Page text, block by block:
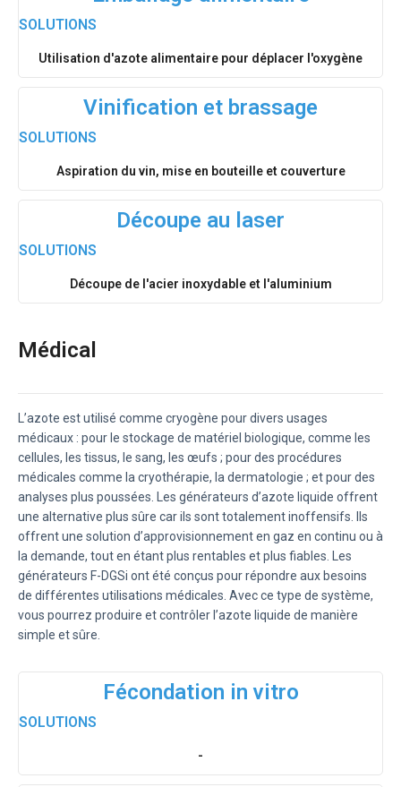
SOLUTIONS
Utilisation d'azote alimentaire pour déplacer l'oxygène
Vinification et brassage
SOLUTIONS
Aspiration du vin, mise en bouteille et couverture
Découpe au laser
SOLUTIONS
Découpe de l'acier inoxydable et l'aluminium
Médical
L’azote est utilisé comme cryogène pour divers usages
médicaux : pour le stockage de matériel biologique, comme les
cellules, les tissus, le sang, les œufs ; pour des procédures
médicales comme la cryothérapie, la dermatologie ; et pour des
analyses plus poussées. Les générateurs d’azote liquide offrent
une alternative plus sûre car ils sont totalement inoffensifs. Ils
offrent une solution d’approvisionnement en gaz en continu ou à
la demande, tout en étant plus rentables et plus fiables. Les
générateurs F-DGSi ont été conçus pour répondre aux besoins
de différentes utilisations médicales. Avec ce type de système,
vous pourrez produire et contrôler l’azote liquide de manière
simple et sûre.
Fécondation in vitro
SOLUTIONS
-